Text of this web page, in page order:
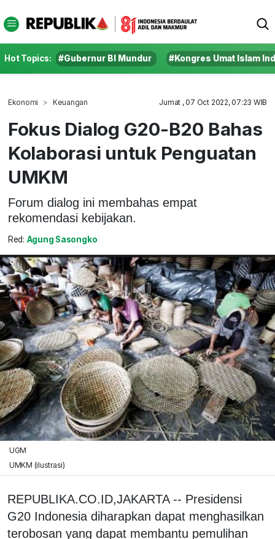
Hot Topics: #Gubernur BI Mundur #Kongres Umat Islam
Ekonomi Keuangan Jumat , 07 Oct 2022, 07:23 WIB
Fokus Dialog G20-B20 Bahas
Kolaborasi untuk Penguatan
UMKM
Forum dialog ini membahas empat
rekomendasi kebijakan.
Red: Agung Sasongko
UGM
UMKM (ilustrasi)
REPUBLIKA.CO.ID,JAKARTA -- Presidensi
G20 Indonesia diharapkan dapat menghasilkan
terobosan yang dapat membantu pemulihan